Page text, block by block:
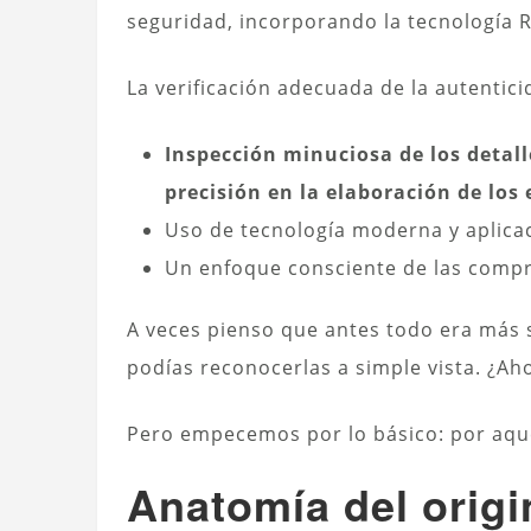
seguridad, incorporando la tecnología
La verificación adecuada de la
Inspección minuciosa de los
precisión en la elaboración de los
Uso de tecnología moderna y
Un enfoque consciente de las
A veces pienso que antes todo era
podías reconocerlas a simple vista.
Pero empecemos por lo básico: por
Anatomía del